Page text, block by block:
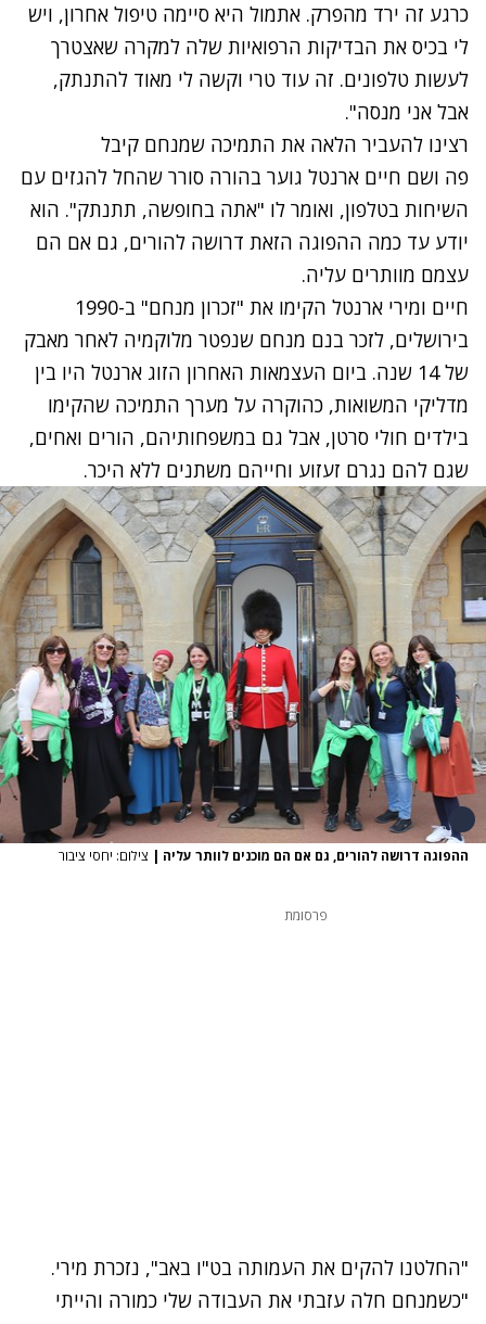
כרגע זה ירד מהפרק. אתמול היא סיימה טיפול אחרון, ויש
לי בכיס את הבדיקות הרפואיות שלה למקרה שאצטרך
לעשות טלפונים. זה עוד טרי וקשה לי מאוד להתנתק,
אבל אני מנסה".
רצינו להעביר הלאה את התמיכה שמנחם קיבל
פה ושם חיים ארנטל גוער בהורה סורר שהחל להגזים עם
השיחות בטלפון, ואומר לו "אתה בחופשה, תתנתק". הוא
יודע עד כמה ההפוגה הזאת דרושה להורים, גם אם הם
עצמם מוותרים עליה.
חיים ומירי ארנטל הקימו את "זכרון מנחם" ב-1990
בירושלים, לזכר בנם מנחם שנפטר מלוקמיה לאחר מאבק
של 14 שנה. ביום העצמאות האחרון הזוג ארנטל היו בין
מדליקי המשואות, כהוקרה על מערך התמיכה שהקימו
בילדים חולי סרטן, אבל גם במשפחותיהם, הורים ואחים,
שגם להם נגרם זעזוע וחייהם משתנים ללא היכר.
ההפוגה דרושה להורים, גם אם הם מוכנים לוותר עליה | צילום: יחסי ציבור
פרסומת
"החלטנו להקים את העמותה בט"ו באב", נזכרת מירי.
"כשמנחם חלה עזבתי את העבודה שלי כמורה והייתי